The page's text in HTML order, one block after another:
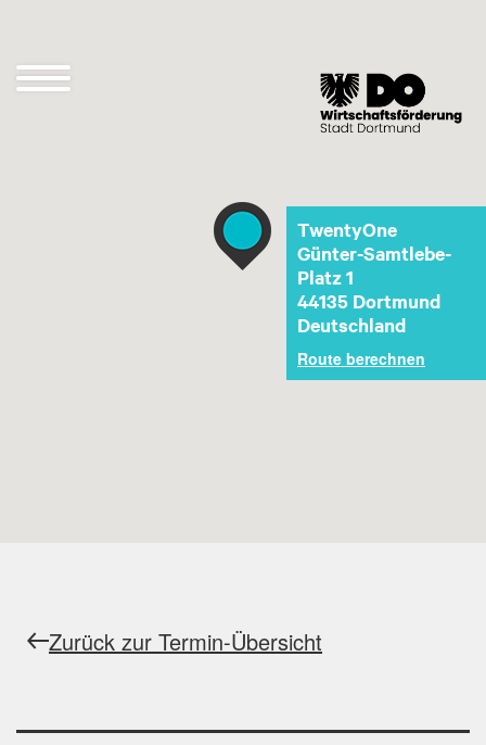
Navigation
TwentyOne
Günter-Samtlebe-
Platz 1
44135 Dortmund
Deutschland
Route berechnen
Zurück zur Termin-Übersicht